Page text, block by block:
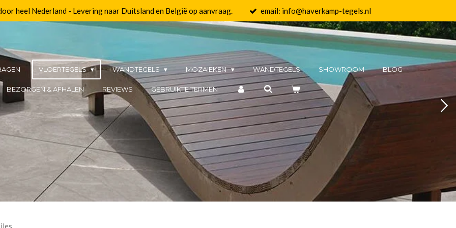
heel Nederland - Levering naar Duitsland en België op aanvraag. email: info@haverkamp-tegels.nl
VLOERTEGELS WANDTEGELS MOZAIEKEN WANDTEGELS SHOWROOM BLOG
BEZORGEN & AFHALEN REVIEWS GEBRUIKTE TERMEN